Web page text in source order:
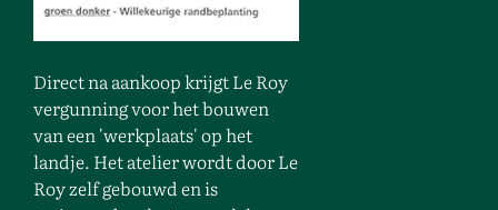
Direct na aankoop krijgt Le Roy
vergunning voor het bouwen
van een 'werkplaats' op het
landje. Het atelier wordt door Le
Roy zelf gebouwd en is